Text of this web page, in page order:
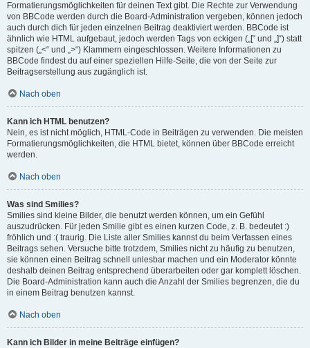
Formatierungsmöglichkeiten für deinen Text gibt. Die Rechte zur Verwendung
von BBCode werden durch die Board-Administration vergeben, können jedoch
auch durch dich für jeden einzelnen Beitrag deaktiviert werden. BBCode ist
ähnlich wie HTML aufgebaut, jedoch werden Tags von eckigen („[“ und „]“) statt
spitzen („<“ und „>“) Klammern eingeschlossen. Weitere Informationen zu
BBCode findest du auf einer speziellen Hilfe-Seite, die von der Seite zur
Beitragserstellung aus zugänglich ist.
Nach oben
Kann ich HTML benutzen?
Nein, es ist nicht möglich, HTML-Code in Beiträgen zu verwenden. Die meisten
Formatierungsmöglichkeiten, die HTML bietet, können über BBCode erreicht
werden.
Nach oben
Was sind Smilies?
Smilies sind kleine Bilder, die benutzt werden können, um ein Gefühl
auszudrücken. Für jeden Smilie gibt es einen kurzen Code, z. B. bedeutet :)
fröhlich und :( traurig. Die Liste aller Smilies kannst du beim Verfassen eines
Beitrags sehen. Versuche bitte trotzdem, Smilies nicht zu häufig zu benutzen,
sie können einen Beitrag schnell unlesbar machen und ein Moderator könnte
deshalb deinen Beitrag entsprechend überarbeiten oder gar komplett löschen.
Die Board-Administration kann auch die Anzahl der Smilies begrenzen, die du
in einem Beitrag benutzen kannst.
Nach oben
Kann ich Bilder in meine Beiträge einfügen?